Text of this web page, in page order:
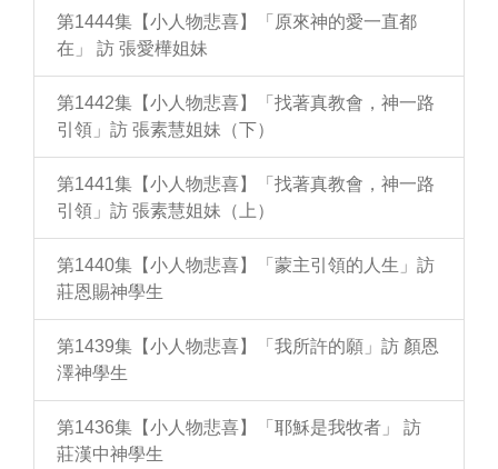
第1444集【小人物悲喜】「原來神的愛一直都
在」 訪 張愛樺姐妹
第1442集【小人物悲喜】「找著真教會，神一路
引領」訪 張素慧姐妹（下）
第1441集【小人物悲喜】「找著真教會，神一路
引領」訪 張素慧姐妹（上）
第1440集【小人物悲喜】「蒙主引領的人生」訪
莊恩賜神學生
第1439集【小人物悲喜】「我所許的願」訪 顏恩
澤神學生
第1436集【小人物悲喜】「耶穌是我牧者」 訪
莊漢中神學生